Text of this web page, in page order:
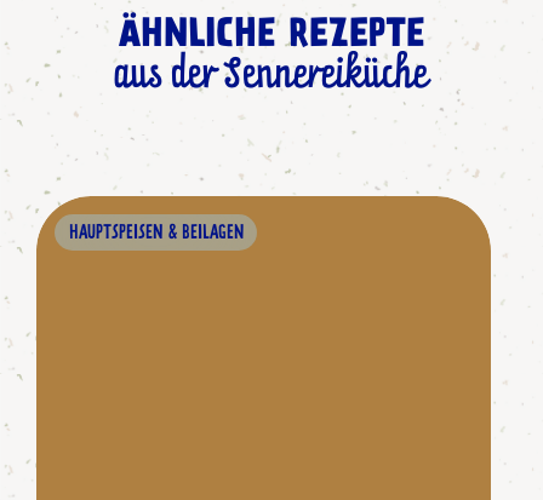
ÄHNLICHE REZEPTE
aus der Sennereiküche
HAUPTSPEISEN & BEILAGEN